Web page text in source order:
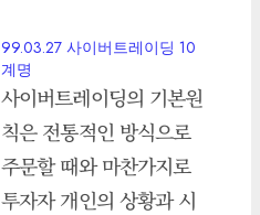
99.03.27 사이버트레이딩 10
계명
사이버트레이딩의 기본원
칙은 전통적인 방식으로
주문할 때와 마찬가지로
투자자 개인의 상황과 시